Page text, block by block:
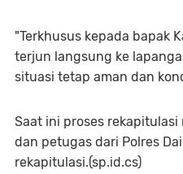
"Terkhusus kepada bapak
terjun langsung ke
situasi tetap aman dan
Saat ini proses
dan petugas dari Polres
rekapitulasi.(sp.id.cs)